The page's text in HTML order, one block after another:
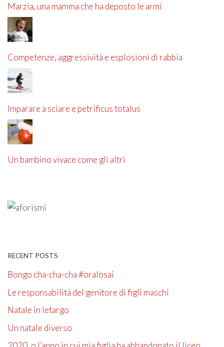
Marzia, una mamma che ha deposto le armi
Competenze, aggressività e esplosioni di rabbia
Imparare a sciare e petrificus totalus
Un bambino vivace come gli altri
RECENT POSTS
Bongo cha-cha-cha #oralosai
Le responsabilità del genitore di figli maschi
Natale in letargo
Un natale diverso